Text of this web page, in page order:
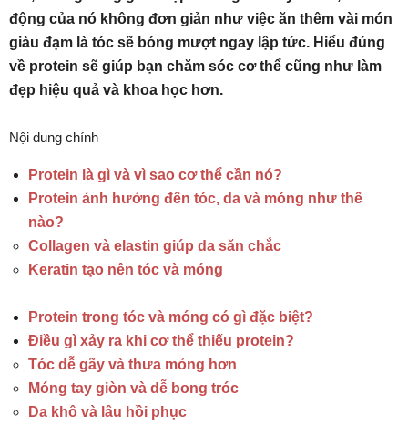
động của nó không đơn giản như việc ăn thêm vài món
giàu đạm là tóc sẽ bóng mượt ngay lập tức. Hiểu đúng
về protein sẽ giúp bạn chăm sóc cơ thể cũng như làm
đẹp hiệu quả và khoa học hơn.
Nội dung chính
Protein là gì và vì sao cơ thể cần nó?
Protein ảnh hưởng đến tóc, da và móng như thế
nào?
Collagen và elastin giúp da săn chắc
Keratin tạo nên tóc và móng
Protein trong tóc và móng có gì đặc biệt?
Điều gì xảy ra khi cơ thể thiếu protein?
Tóc dễ gãy và thưa mỏng hơn
Móng tay giòn và dễ bong tróc
Da khô và lâu hồi phục